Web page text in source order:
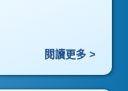
閱讀更多 >